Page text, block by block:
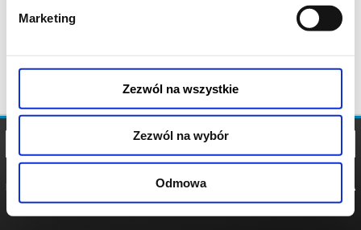
Marketing
Zezwól na wszystkie
Zezwól na wybór
Odmowa
POLITYKA
POLITYKA